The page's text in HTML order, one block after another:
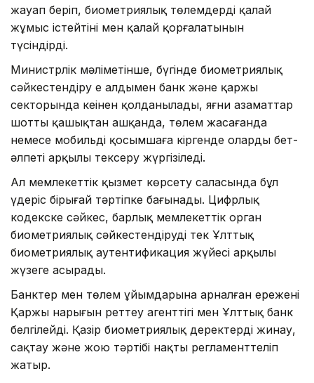
жауап беріп, биометриялық төлемдердің қалай
жұмыс істейтіні мен қалай қорғалатынын
түсіндірді.
Министрлік мәліметінше, бүгінде биометриялық
сәйкестендіру ең алдымен банк және қаржы
секторында кеңінен қолданылады, яғни азаматтар
шотты қашықтан ашқанда, төлем жасағанда
немесе мобильді қосымшаға кіргенде олардың бет-
әлпеті арқылы тексеру жүргізіледі.
Ал мемлекеттік қызмет көрсету саласында бұл
үдеріс бірыңғай тәртіпке бағынады. Цифрлық
кодекске сәйкес, барлық мемлекеттік орган
биометриялық сәйкестендіруді тек Ұлттық
биометриялық аутентификация жүйесі арқылы
жүзеге асырады.
Банктер мен төлем ұйымдарына арналған ережені
Қаржы нарығын реттеу агенттігі мен Ұлттық банк
белгілейді. Қазір биометриялық деректерді жинау,
сақтау және жою тәртібі нақты регламенттеліп
жатыр.